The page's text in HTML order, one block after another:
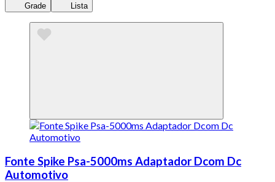
Grade Lista
Fonte Spike Psa-5000ms Adaptador Dcom Dc
Automotivo